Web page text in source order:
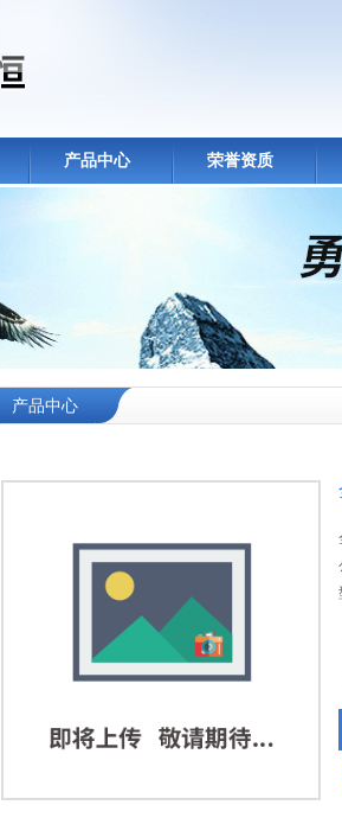
产品中心 荣誉资质
产品中心